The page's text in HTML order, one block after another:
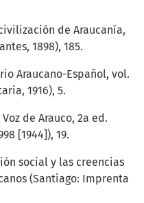
de Araucanía,
1898), 185.
Araucano-Español, vol.
1916), 5.
de Arauco, 2a ed.
[1944]), 19.
social y las creencias
(Santiago: Imprenta